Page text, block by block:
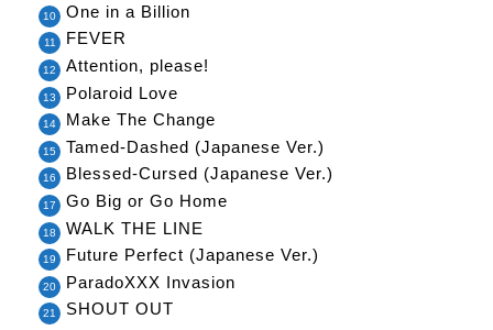
One in a Billion
FEVER
Attention, please!
Polaroid Love
Make The Change
Tamed-Dashed (Japanese Ver.)
Blessed-Cursed (Japanese Ver.)
Go Big or Go Home
WALK THE LINE
Future Perfect (Japanese Ver.)
ParadoXXX Invasion
SHOUT OUT